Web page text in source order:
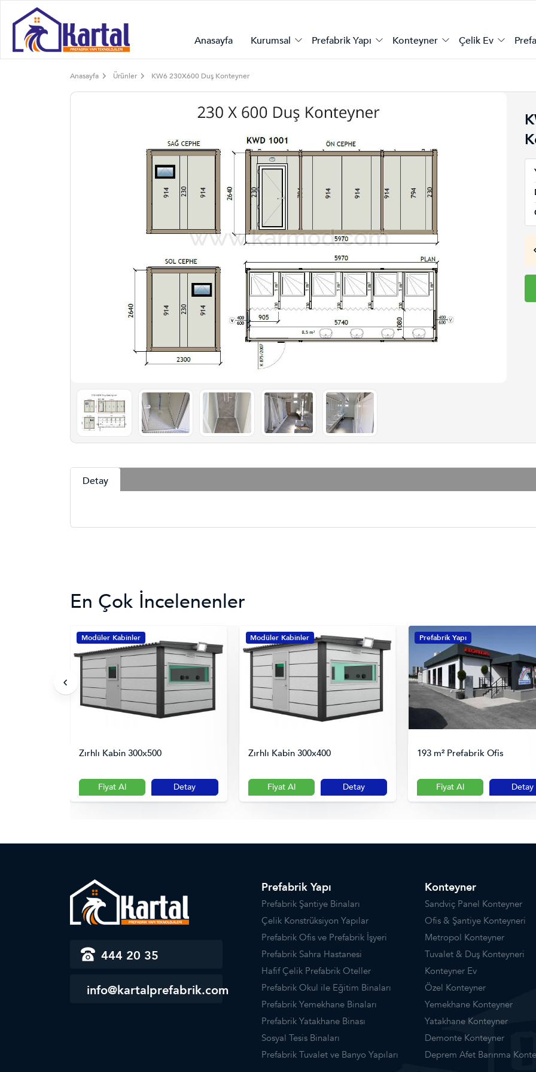
Anasayfa Kurumsal Prefabrik Yapı Konteyner Çelik Ev
Anasayfa Ürünler KW6 230X600 Duş Konteyner
Detay
En Çok İncelenenler
Modüler Kabinler
Zırhlı Kabin 300x500
Fiyat Al Detay
Modüler Kabinler
Zırhlı Kabin 300x400
Fiyat Al Detay
Prefabrik Yapı
193 m² Prefabrik Ofis
Fiyat Al Detay
444 20 35
info@kartalprefabrik.com
Prefabrik Yapı
Prefabrik Şantiye Binaları
Çelik Konstrüksiyon Yapılar
Prefabrik Ofis ve Prefabrik İşyeri
Prefabrik Sahra Hastanesi
Hafif Çelik Prefabrik Oteller
Prefabrik Okul ile Eğitim Binaları
Prefabrik Yemekhane Binaları
Prefabrik Yatakhane Binası
Sosyal Tesis Binaları
Prefabrik Tuvalet ve Banyo Yapıları
Konteyner
Sandviç Panel Konteyner
Ofis & Şantiye Konteyneri
Metropol Konteyner
Tuvalet & Duş Konteyneri
Konteyner Ev
Özel Konteyner
Yemekhane Konteyner
Yatakhane Konteyner
Demonte Konteyner
Deprem Afet Barınma